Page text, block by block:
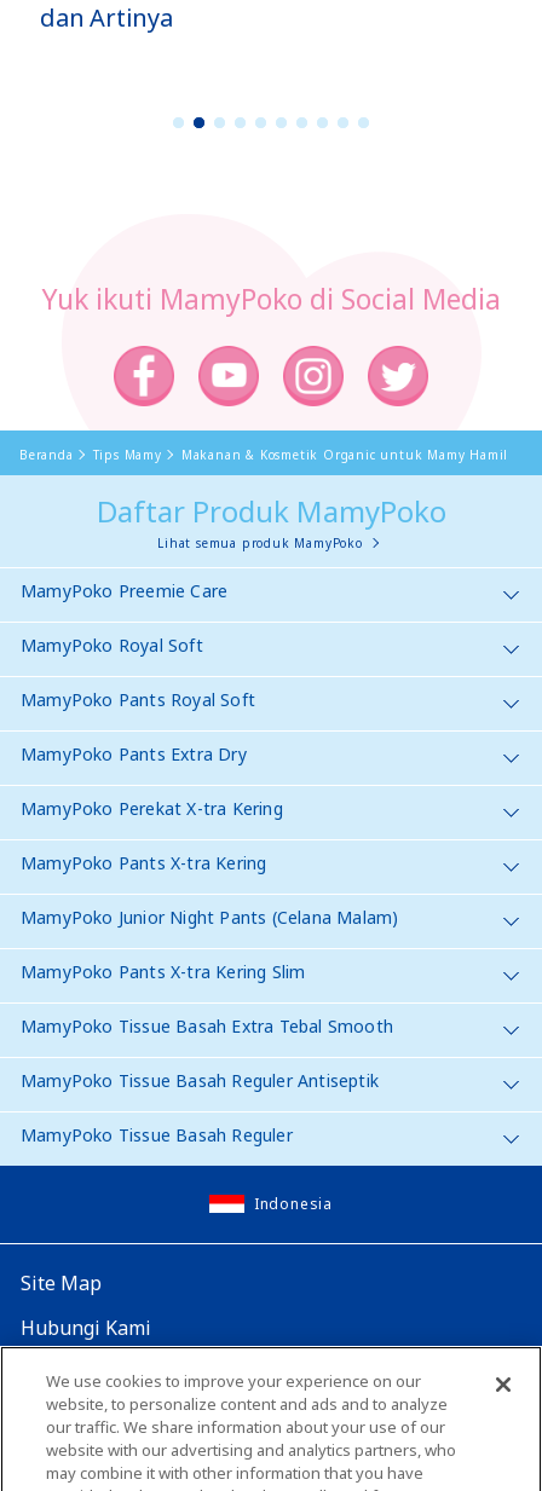
dan Artinya
1 2 3 4 5 6 7 8 9 1
Yuk ikuti MamyPoko di Social Media
Beranda Tips Mamy Makanan & Kosmetik Organic untuk Mamy Hamil
Daftar Produk MamyPoko
Lihat semua produk MamyPoko
MamyPoko Preemie Care
MamyPoko Royal Soft
MamyPoko Pants Royal Soft
MamyPoko Pants Extra Dry
MamyPoko Perekat X-tra Kering
MamyPoko Pants X-tra Kering
MamyPoko Junior Night Pants (Celana Malam)
MamyPoko Pants X-tra Kering Slim
MamyPoko Tissue Basah Extra Tebal Smooth
MamyPoko Tissue Basah Reguler Antiseptik
MamyPoko Tissue Basah Reguler
Indonesia
Site Map
Hubungi Kami
Website Global
Map Situs Lokasi seluruh dunia
We use cookies to improve your experience on our
website, to personalize content and ads and to analyze
our traffic. We share information about your use of our
website with our advertising and analytics partners, who
may combine it with other information that you have